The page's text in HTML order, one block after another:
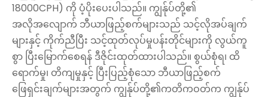
18000CPH) ကို ပံ့ပိုးပေးပါသည်။ ကျွန်ုပ်တို့၏
အလိုအလျောက် ဘီယာဖြည့်စက်များသည် သင့်လိုအပ်ချက်
များနှင့် ကိုက်ညီပြီး သင့်ထုတ်လုပ်မှုပန်းတိုင်များကို လွယ်ကူ
စွာ ပြီးမြောက်စေရန် ဒီဇိုင်းထုတ်ထားပါသည်။ စွယ်စုံရ၊ ထိ
ရောက်မှု၊ တိကျမှုနှင့် ပြီးပြည့်စုံသော ဘီယာဖြည့်စက်
ဖြေရှင်းချက်များအတွက် ကျွန်ုပ်တို့၏ကတိကဝတ်က ကျွန်ုပ်